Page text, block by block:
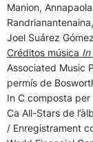
Manion,
Joel Suárez Gómez
Créditos música In
Associated Music
permís de
In C composta
Ca All-Stars de
/ Enregistrament